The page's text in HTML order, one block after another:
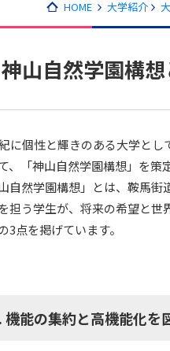
HOME 大学紹介
神山自然学園構
に個性と輝きのある大学と
、「神山自然学園構想」を策
山自然学園構想」とは、鞍馬
担う学生が、将来の希望と世
3点を掲げています。
機能の集約と高機能化を